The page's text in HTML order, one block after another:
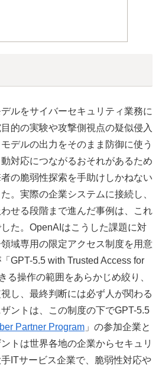
ルをサイバーセキュリティ業務に
的の実験や攻撃側視点の疑似侵入
デルの出力をそのまま防御に使う
対応につながるおそれがあるため
の脆弱性探索を手助けしかねない
。実際の企業システムに接続し、
せる段階まで進んだ事例は、これ
た。OpenAIはこうした課題に対
域専用の限定アクセス制度を用意
GPT-5.5 with Trusted Access for
る操作の範囲をあらかじめ絞り、
し、最終判断には必ず人が関わる
ントは、この制度の下でGPT-5.5
Partner Program 」の参加企業と
トは世界各地の企業からセキュリ
ITサービス企業で、脆弱性対応や